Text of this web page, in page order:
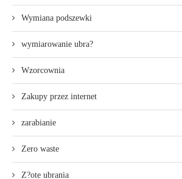
Wymiana podszewki
wymiarowanie ubra?
Wzorcownia
Zakupy przez internet
zarabianie
Zero waste
Z?ote ubrania